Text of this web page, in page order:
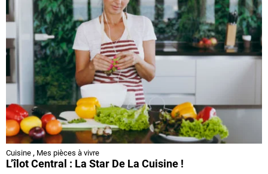
Cuisine , Mes pièces à vivre
L’îlot Central : La Star De La Cuisine !